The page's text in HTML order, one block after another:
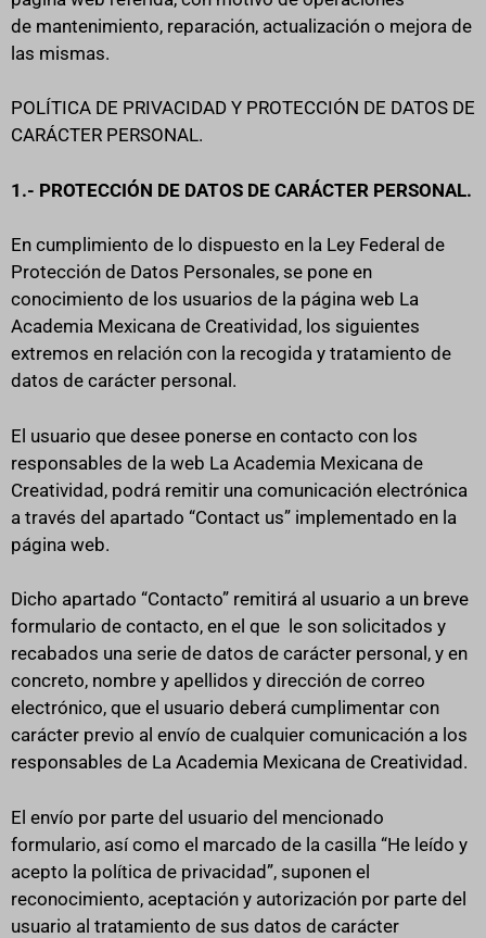
de mantenimiento, reparación, actualización o mejora de
las mismas.
POLÍTICA DE PRIVACIDAD Y PROTECCIÓN DE DATOS DE
CARÁCTER PERSONAL.
1.- PROTECCIÓN DE DATOS DE CARÁCTER PERSONAL.
En cumplimiento de lo dispuesto en la Ley Federal de
Protección de Datos Personales, se pone en
conocimiento de los usuarios de la página web La
Academia Mexicana de Creatividad, los siguientes
extremos en relación con la recogida y tratamiento de
datos de carácter personal.
El usuario que desee ponerse en contacto con los
responsables de la web La Academia Mexicana de
Creatividad, podrá remitir una comunicación electrónica
a través del apartado “Contact us” implementado en la
página web.
Dicho apartado “Contacto” remitirá al usuario a un breve
formulario de contacto, en el que le son solicitados y
recabados una serie de datos de carácter personal, y en
concreto, nombre y apellidos y dirección de correo
electrónico, que el usuario deberá cumplimentar con
carácter previo al envío de cualquier comunicación a los
responsables de La Academia Mexicana de Creatividad.
El envío por parte del usuario del mencionado
formulario, así como el marcado de la casilla “He leído y
acepto la política de privacidad”, suponen el
reconocimiento, aceptación y autorización por parte del
usuario al tratamiento de sus datos de carácter